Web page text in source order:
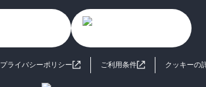
プライバシーポリシー ご利用条件 クッキーの